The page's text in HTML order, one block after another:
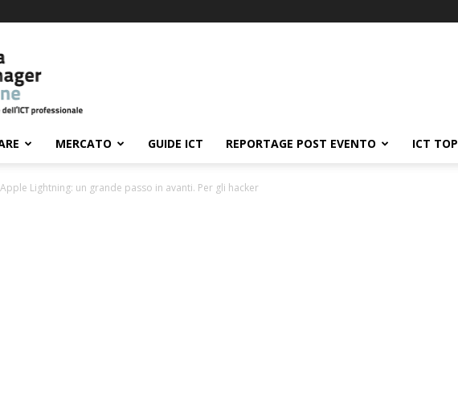
MERCATO GUIDE ICT REPORTAGE POST EVENTO ICT
Apple Lightning: un grande passo in avanti. Per gli hacker